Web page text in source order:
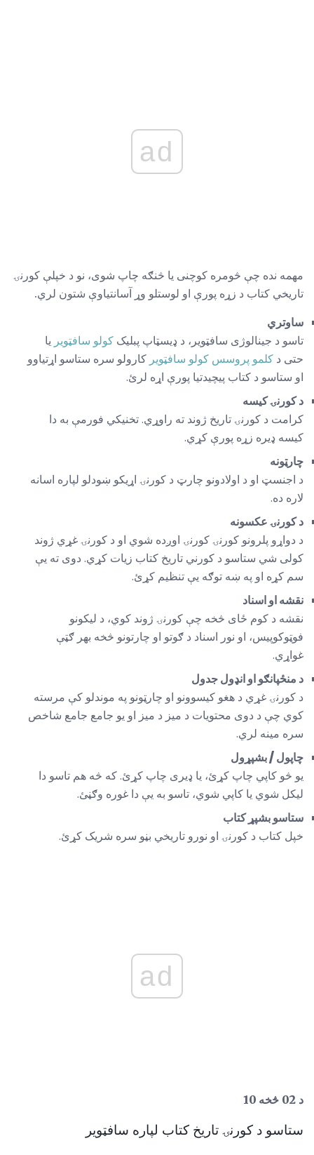
ad
مهمه نده چې څومره کوچنی یا څنګه چاپ شوی، نو د خپلې کورنۍ
تاریخي کتاب د زړه پورې او لوستلو وړ آسانتیاوې شتون لري.
ساوتري
تاسو د جینالوژی سافټویر، د ډیسټاپ پبلیک کولو سافټویر یا
حتی د کلمو پروسس کولو سافټویر کارولو سره ستاسو اړتیاوو
او ستاسو د کتاب پیچیدتیا پورې اړه لرئ.
د کورنۍ کیسه
کرامت د کورنۍ تاریخ ژوند ته راوړي. تخنیکي فورمې به دا
کیسه ډیره زړه پورې کړي.
چارټونه
د اجنسټ او د اولادونو چارټ د کورنۍ اړیکو ښودلو لپاره اسانه
لاره ده.
د کورنۍ عکسونه
د دواړو پلرونو کورنۍ کورنۍ اوږده شوي او د کورنۍ غړي ژوند
کولی شي ستاسو د کورني تاریخ کتاب زیات کړي. دوی ته یې
سم کړه او په ښه توګه یې تنظیم کړئ.
نقشه او اسناد
نقشه د کوم ځای څخه چې کورنۍ ژوند کوي، د لیکونو
فوټوکوپیس، او نور اسناد د ګوتو او چارتونو څخه بهر ګټې
غواړي.
د منځپانګو او انډول جدول
د کورنۍ غړي د هغو کیسوونو او چارټونو په موندلو کې مرسته
کوي چې د دوی محتويات د میز د میز او یو جامع جامع شاخص
سره مینه لري.
چاپول / بشپړول
یو څو کاپي چاپ کړئ، یا ډیری چاپ کړئ. که څه هم تاسو دا
لیکل شوي یا کاپي شوي، تاسو به یې دا غوره وګڼئ.
ستاسو بشپړ کتاب
خپل کتاب د کورنۍ او نورو تاریخي بڼو سره شریک کړئ.
ad
د 02 څخه 10
ستاسو د کورنۍ تاریخ کتاب لپاره سافټویر